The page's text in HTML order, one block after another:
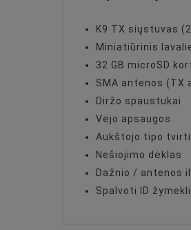
K9 TX siųstuvas
Miniatiūrinis
32 GB microSD
SMA antenos (TX
Diržo spaustukai
Vėjo apsaugos
Aukštojo tipo
Nešiojimo dėklas
Dažnio / antenos
Spalvoti ID